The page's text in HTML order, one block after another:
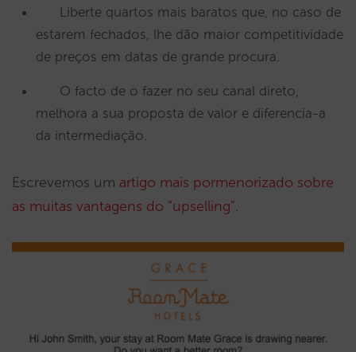
Liberte quartos mais baratos que, no caso de
estarem fechados, lhe dão maior competitividade
de preços em datas de grande procura.
O facto de o fazer no seu canal direto,
melhora a sua proposta de valor e diferencia-a
da intermediação.
Escrevemos um artigo mais pormenorizado sobre
as muitas vantagens do “upselling”.